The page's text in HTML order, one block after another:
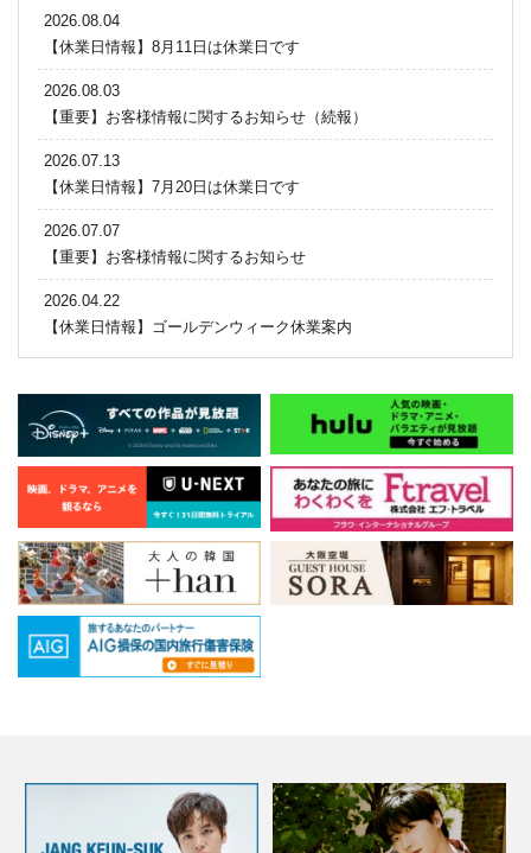
2026.08.04
【休業日情報】8月11日は休業日です
2026.08.03
【重要】お客様情報に関するお知らせ（続報）
2026.07.13
【休業日情報】7月20日は休業日です
2026.07.07
【重要】お客様情報に関するお知らせ
2026.04.22
【休業日情報】ゴールデンウィーク休業案内